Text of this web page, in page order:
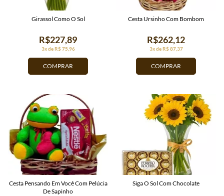
COMPRAR
3x de R$ 75,96
R$227,89
Girassol Como O Sol
COMPRAR
3x de R$ 87,37
R$262,12
Cesta Ursinho Com Bombom
Cesta Pensando Em Você Com Pelúcia
De Sapinho
Siga O Sol Com Chocolate